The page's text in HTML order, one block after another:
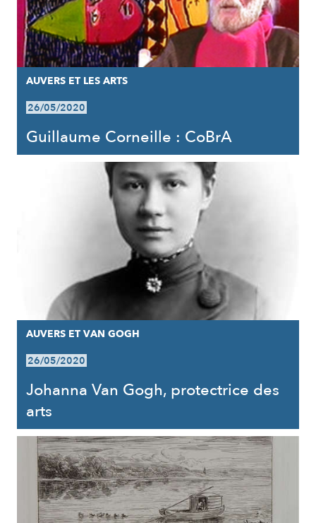
AUVERS ET LES ARTS
26/05/2020
Guillaume Corneille : CoBrA
AUVERS ET VAN GOGH
26/05/2020
Johanna Van Gogh, protectrice des
arts